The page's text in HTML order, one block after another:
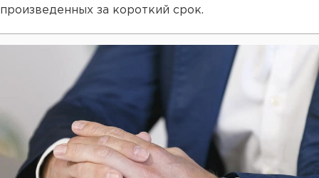
произведенных за короткий срок.